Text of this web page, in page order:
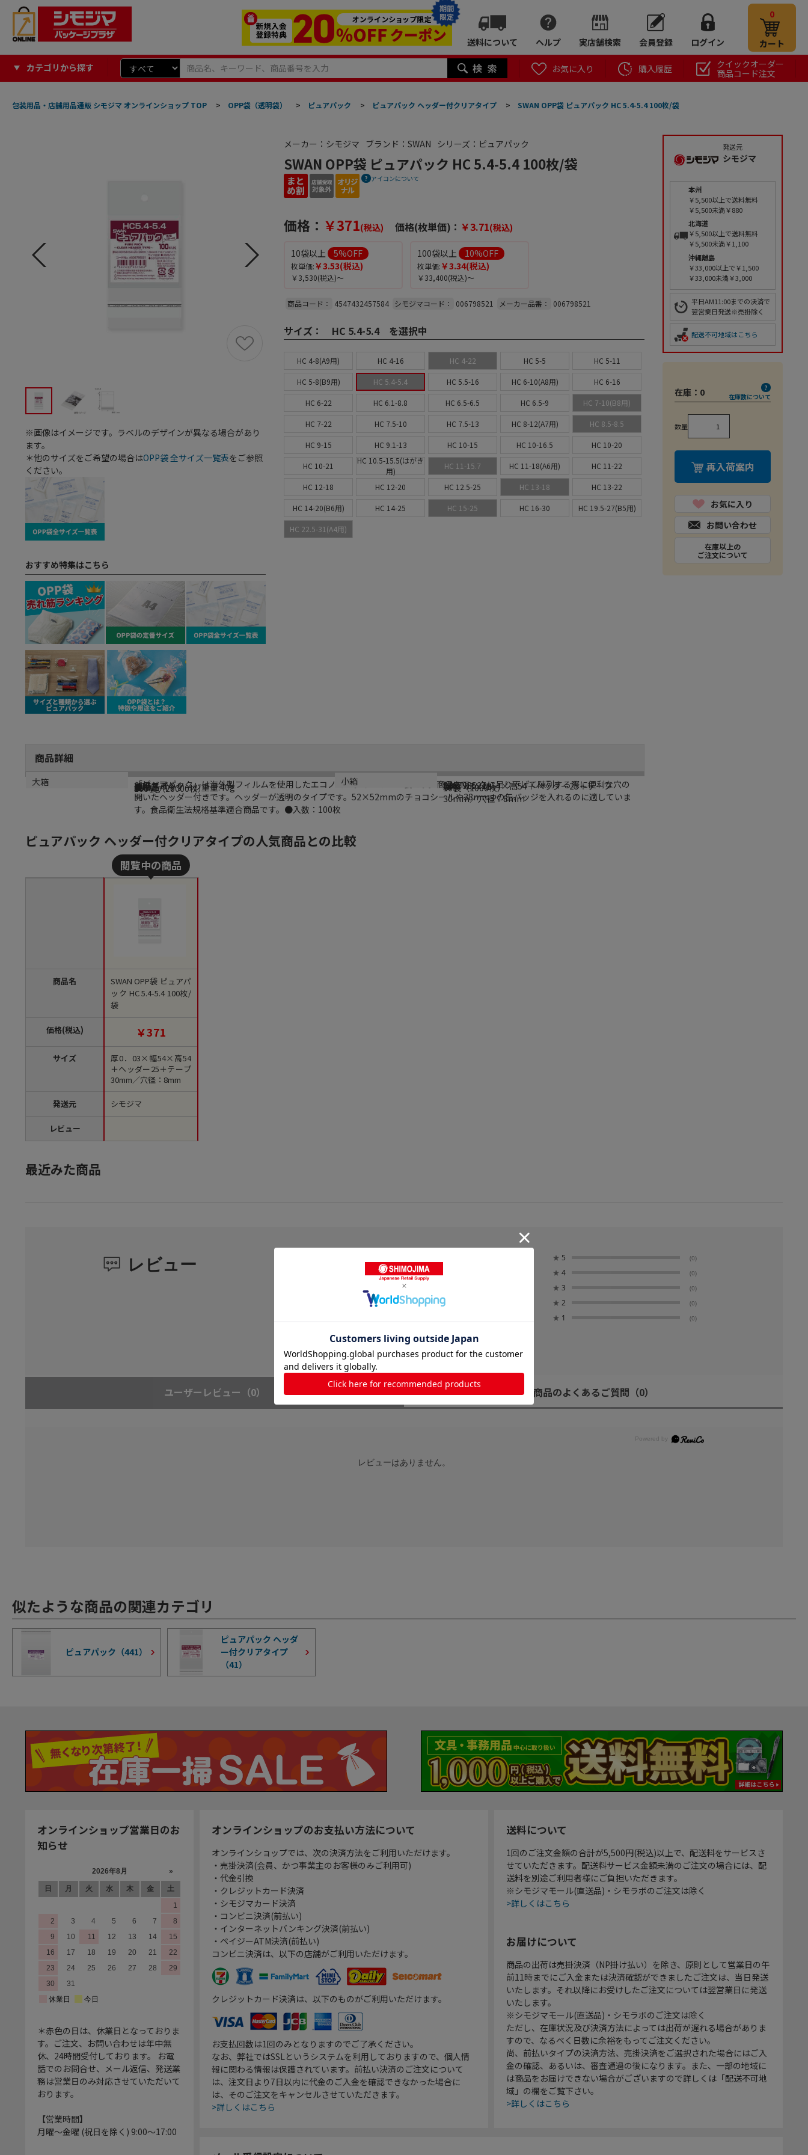
期間
限定
送料について ヘルプ 実店舗検索 会員登録 ログイン
0
カート
カテゴリから探す お気に入り 購入履歴
クイックオーダー
商品コード注文
包装用品・店舗用品通販 シモジマ オンラインショップ TOP > OPP袋（透明袋） > ピュアパック > ピュアパック ヘッダー付クリアタイプ > SWAN OPP袋 ピュアパック HC 5.4-5.4 100枚/袋
※画像はイメージです。ラベルのデザインが異なる場合があり
ます。
＊他のサイズをご希望の場合はOPP袋 全サイズ一覧表をご参照
ください。
おすすめ特集はこちら
メーカー：シモジマ ブランド：SWAN シリーズ：ピュアパック
SWAN OPP袋 ピュアパック HC 5.4-5.4 100枚/袋
アイコンについて
価格： ￥371(税込) 価格(枚単価)： ￥3.71(税込)
10袋以上 5%OFF
枚単価:￥3.53(税込)
￥3,530(税込)～
100袋以上 10%OFF
枚単価:￥3.34(税込)
￥33,400(税込)～
商品コード： 4547432457584 シモジマコード： 006798521 メーカー品番： 006798521
サイズ： HC 5.4-5.4 を選択中
HC 4-8(A9用) HC 4-16 HC 4-22 HC 5-5 HC 5-11
HC 5-8(B9用) HC 5.4-5.4 HC 5.5-16 HC 6-10(A8用) HC 6-16
HC 6-22 HC 6.1-8.8 HC 6.5-6.5 HC 6.5-9 HC 7-10(B8用)
HC 7-22 HC 7.5-10 HC 7.5-13 HC 8-12(A7用) HC 8.5-8.5
HC 9-15 HC 9.1-13 HC 10-15 HC 10-16.5 HC 10-20
HC 10-21
HC 10.5-15.5(はがき
用)
HC 11-15.7 HC 11-18(A6用) HC 11-22
HC 12-18 HC 12-20 HC 12.5-25 HC 13-18 HC 13-22
HC 14-20(B6用) HC 14-25 HC 15-25 HC 16-30 HC 19.5-27(B5用)
HC 22.5-31(A4用)
商品詳細
商品説明
「ピュアパック」は海外製フィルムを使用したエコノミータイプのOPP袋です。商品をフックに吊り下げて陳列する際に便利な穴の
開いたヘッダー付きです。ヘッダーが透明のタイプです。52×52mmのチョコシールや38mmΦの缶バッジを入れるのに適していま
す。食品衛生法規格基準適合商品です。●入数：100枚
メーカー名
シモジマ
ブランド名
SWAN
シリーズ名
ピュアパック
メーカー品番
006798521
規格
HC 5.4-5.4
サイズ
厚0．03×幅54×高54＋ヘッダー25＋テープ
30mm／穴径：8mm
カラー
透明
材質
OPP
重量
●単品パッケージ重量:40g
生産国
タイ
リサイクル重量
0.277g
小箱
10袋（1000枚）
大箱
200袋（20000枚）
発送元
シモジマ
本州
￥5,500以上で送料無料
￥5,500未満￥880
北海道
￥5,500以上で送料無料
￥5,500未満￥1,100
沖縄離島
￥33,000以上で￥1,500
￥33,000未満￥3,000
平日AM11:00までの決済で
翌営業日発送※売掛除く
配送不可地域はこちら
在庫： 0 在庫数について
数量
再入荷案内
お気に入り
お問い合わせ
在庫以上の
ご注文について
ピュアパック ヘッダー付クリアタイプの人気商品との比較
商品名
価格(税込)
サイズ
発送元
レビュー
SWAN OPP袋 ピュアパ
ック HC 5.4-5.4 100枚/
袋
￥371
厚0．03×幅54×高54
＋ヘッダー25＋テープ
30mm／穴径：8mm
シモジマ
最近みた商品
レビュー ★ 5 (0)
★ 4 (0)
★ 3 (0)
★ 2 (0)
★ 1 (0)
ユーザーレビュー （0） 商品のよくあるご質問 （0）
レビューはありません。
似たような商品の関連カテゴリ
ピュアパック（441）
ピュアパック ヘッダ
ー付クリアタイプ
（41）
オンラインショップ営業日のお
知らせ
＊赤色の日は、休業日となっておりま
す。ご注文、お問い合わせは年中無
休、24時間受付しております。 お電
話でのお問合せ、メール返信、発送業
務は営業日のみ対応させていただいて
おります。
【営業時間】
月曜～金曜 (祝日を除く) 9:00～17:00
オンラインショップのお支払い方法について
オンラインショップでは、次の決済方法をご利用いただけます。
・売掛決済(会員、かつ事業主のお客様のみご利用可)
・代金引換
・クレジットカード決済
・シモジマカード決済
・コンビニ決済(前払い)
・インターネットバンキング決済(前払い)
・ペイジーATM決済(前払い)
コンビニ決済は、以下の店舗がご利用いただけます。
クレジットカード決済は、以下のものがご利用いただけます。
お支払回数は1回のみとなりますのでご了承ください。
なお、弊社ではSSLというシステムを利用しておりますので、個人情
報に関わる情報は保護されています。前払い決済のご注文について
は、注文日より7日以内に代金のご入金を確認できなかった場合に
は、そのご注文をキャンセルさせていただきます。
>詳しくはこちら
送料について
1回のご注文金額の合計が5,500円(税込)以上で、配送料をサービスさ
せていただきます。配送料サービス金額未満のご注文の場合には、配
送料を別途ご利用者様にご負担いただきます。
※シモジマモール(直送品)・シモラボのご注文は除く
>詳しくはこちら
お届けについて
商品の出荷は売掛決済（NP掛け払い）を除き、原則として営業日の午
前11時までにご入金または決済確認ができましたご注文は、当日発送
いたします。それ以降にお受けしたご注文については翌営業日に発送
いたします。
※シモジマモール(直送品)・シモラボのご注文は除く
ただし、在庫状況及び決済方法によっては出荷が遅れる場合がありま
すので、なるべく日数に余裕をもってご注文ください。
尚、前払いタイプの決済方法、売掛決済をご選択された場合にはご入
金の確認、あるいは、審査通過の後になります。また、一部の地域に
は商品をお届けできない場合がございますので詳しくは「配送不可地
域」の欄をご覧下さい。
>詳しくはこちら